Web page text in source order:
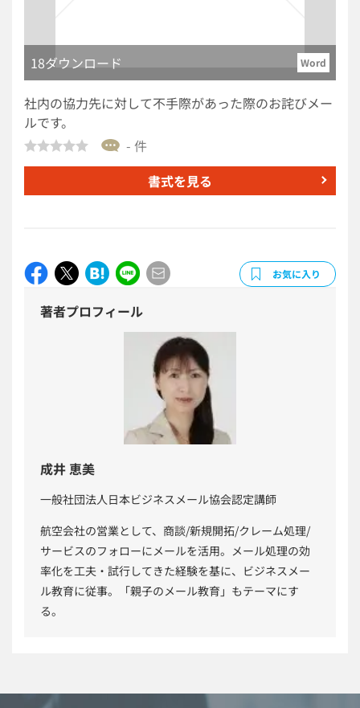
18ダウンロード Word
社内の協力先に対して不手際があった際のお詫びメー
ルです。
- 件
書式を見る
お気に入り
著者プロフィール
成井 恵美
一般社団法人日本ビジネスメール協会認定講師
航空会社の営業として、商談/新規開拓/クレーム処理/
サービスのフォローにメールを活用。メール処理の効
率化を工夫・試行してきた経験を基に、ビジネスメー
ル教育に従事。「親子のメール教育」もテーマにす
る。